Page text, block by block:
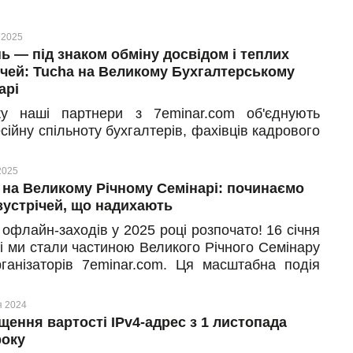
над перенесенням роботи компанії у
— під знаком обміну досвідом і теплих
Tucha на Великому Бухгалтерському
наші партнери з 7eminar.com об'єднують
спільноту бухгалтерів, фахівців кадрового
, так і в онлайн-форматах. Все заради
обмін досвідом, знайомства та зустрічі з
колегами. Команда Tucha вже далеко не
долучається до участі у масштабній події.
про те, як відбувся семінар 3
року у Києві — з перших вуст.
Великому Річному Семінарі: починаємо
зустрічей, що надихають
заходів у 2025 році розпочато! 16 січня
ми стали частиною Великого Річного Семінару
7eminar.com. Ця масштабна подія
обліку, які прагнуть покращувати свої
та знаходити нові рішення для ще більш
роботи. А для команди Tucha така подія
2024
вартості IPv4-адрес з 1 листопада